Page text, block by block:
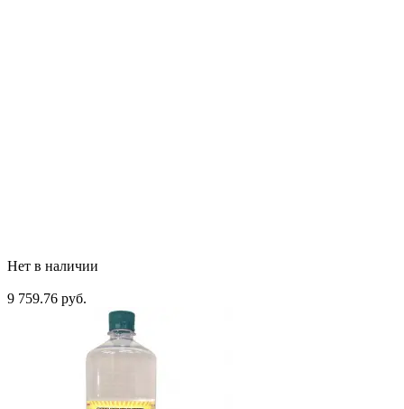
Нет в наличии
9 759.76 руб.